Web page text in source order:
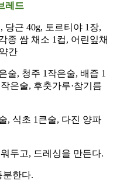
레드
당근 40g, 토르티야 1장,
종 쌈 채소 1컵, 어린잎채
간
술, 청주 1작은술, 배즙 1
은술, 후춧가루·참기름
, 식초 1큰술, 다진 양파
두고, 드레싱을 만든다.
분한다.